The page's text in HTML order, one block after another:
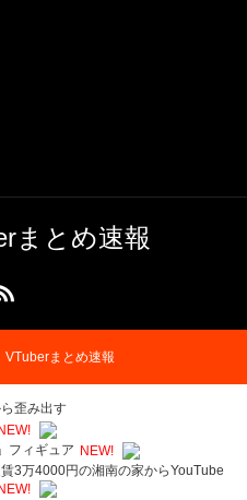
まとめ速報
VTuberまとめ速報
歪み出す
フィギュア NEW!
3万4000円の湘南の家からYouTube